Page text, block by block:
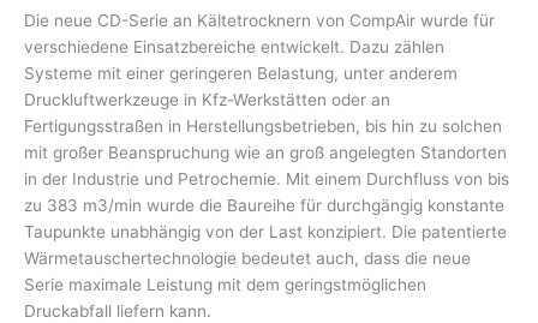
Die neue CD-Serie an Kältetrocknern von CompAir wurde für
verschiedene Einsatzbereiche entwickelt. Dazu zählen
Systeme mit einer geringeren Belastung, unter anderem
Druckluftwerkzeuge in Kfz-Werkstätten oder an
Fertigungsstraßen in Herstellungsbetrieben, bis hin zu solchen
mit großer Beanspruchung wie an groß angelegten Standorten
in der Industrie und Petrochemie. Mit einem Durchfluss von bis
zu 383 m3/min wurde die Baureihe für durchgängig konstante
Taupunkte unabhängig von der Last konzipiert. Die patentierte
Wärmetauschertechnologie bedeutet auch, dass die neue
Serie maximale Leistung mit dem geringstmöglichen
Druckabfall liefern kann.